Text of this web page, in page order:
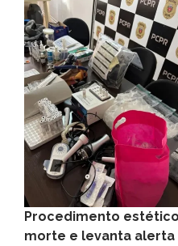
Procedimento
morte e levanta